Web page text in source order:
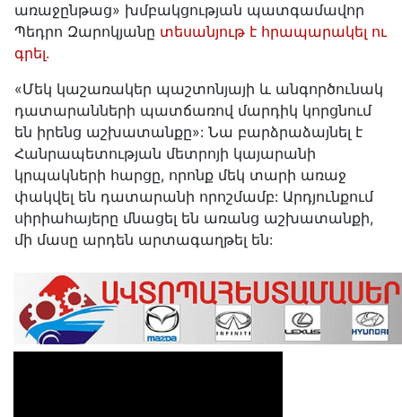
առաջընթաց» խմբակցության պատգամավոր
Պեդրո Զարոկյանը տեսանյութ է հրապարակել ու
գրել.
«Մեկ կաշառակեր պաշտոնյայի և անգործունակ
դատարանների պատճառով մարդիկ կորցնում
են իրենց աշխատանքը»: Նա բարձրաձայնել է
Հանրապետության մետրոյի կայարանի
կրպակների հարցը, որոնք մեկ տարի առաջ
փակվել են դատարանի որոշմամբ: Արդյունքում
սիրիահայերը մնացել են առանց աշխատանքի,
մի մասը արդեն արտագաղթել են: